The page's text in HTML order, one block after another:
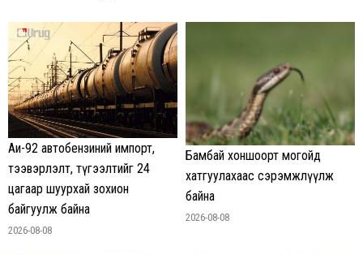
Аи-92 автобензиний импорт,
тээвэрлэлт, түгээлтийг 24
цагаар шуурхай зохион
байгуулж байна
2026-08-08
Бамбай хоншоорт могойд
хатгуулахаас сэрэмжлүүлж
байна
2026-08-08